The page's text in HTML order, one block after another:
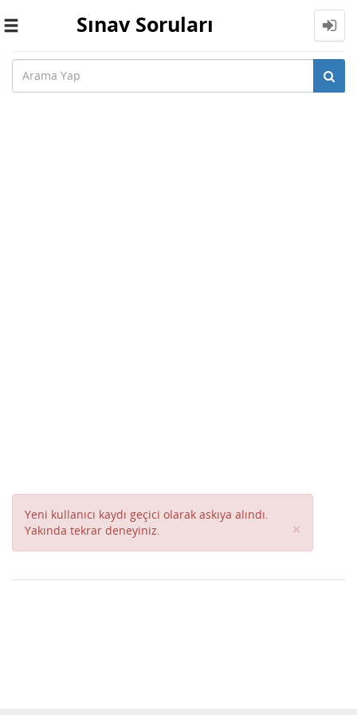
Toggle
Sınav Soruları
Yeni kullanıcı kaydı geçici olarak askıya alındı.
Yakında tekrar deneyiniz.
×